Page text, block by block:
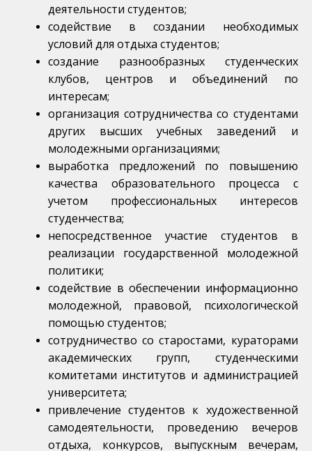
деятельности студентов;
содействие в создании необходимых
условий для отдыха студентов;
создание разнообразных студенческих
клубов, центров и объединений по
интересам;
организация сотрудничества со студентами
других высших учебных заведений и
молодежными организациями;
выработка предложений по повышению
качества образовательного процесса с
учетом профессиональных интересов
студенчества;
непосредственное участие студентов в
реализации государственной молодежной
политики;
содействие в обеспечении информационно
молодежной, правовой, психологической
помощью студентов;
сотрудничество со старостами, кураторами
академических групп, студенческими
комитетами институтов и администрацией
университета;
привлечение студентов к художественной
самодеятельности, проведению вечеров
отдыха, конкурсов, выпускным вечерам,